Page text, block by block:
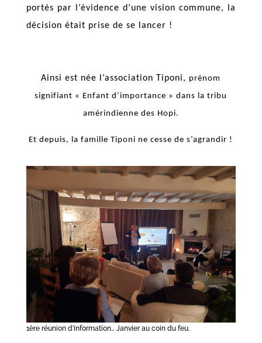
portés par l’évidence d’une vision commune,
la
décision était prise de se lancer !
Ainsi est née l’association Tiponi, prénom
signifiant « Enfant d’importance » dans la tribu
amérindienne des Hopi.
Et depuis, la famille Tiponi ne cesse de s’agrandir !
1ère réunion d’information… Janvier au coin du feu.